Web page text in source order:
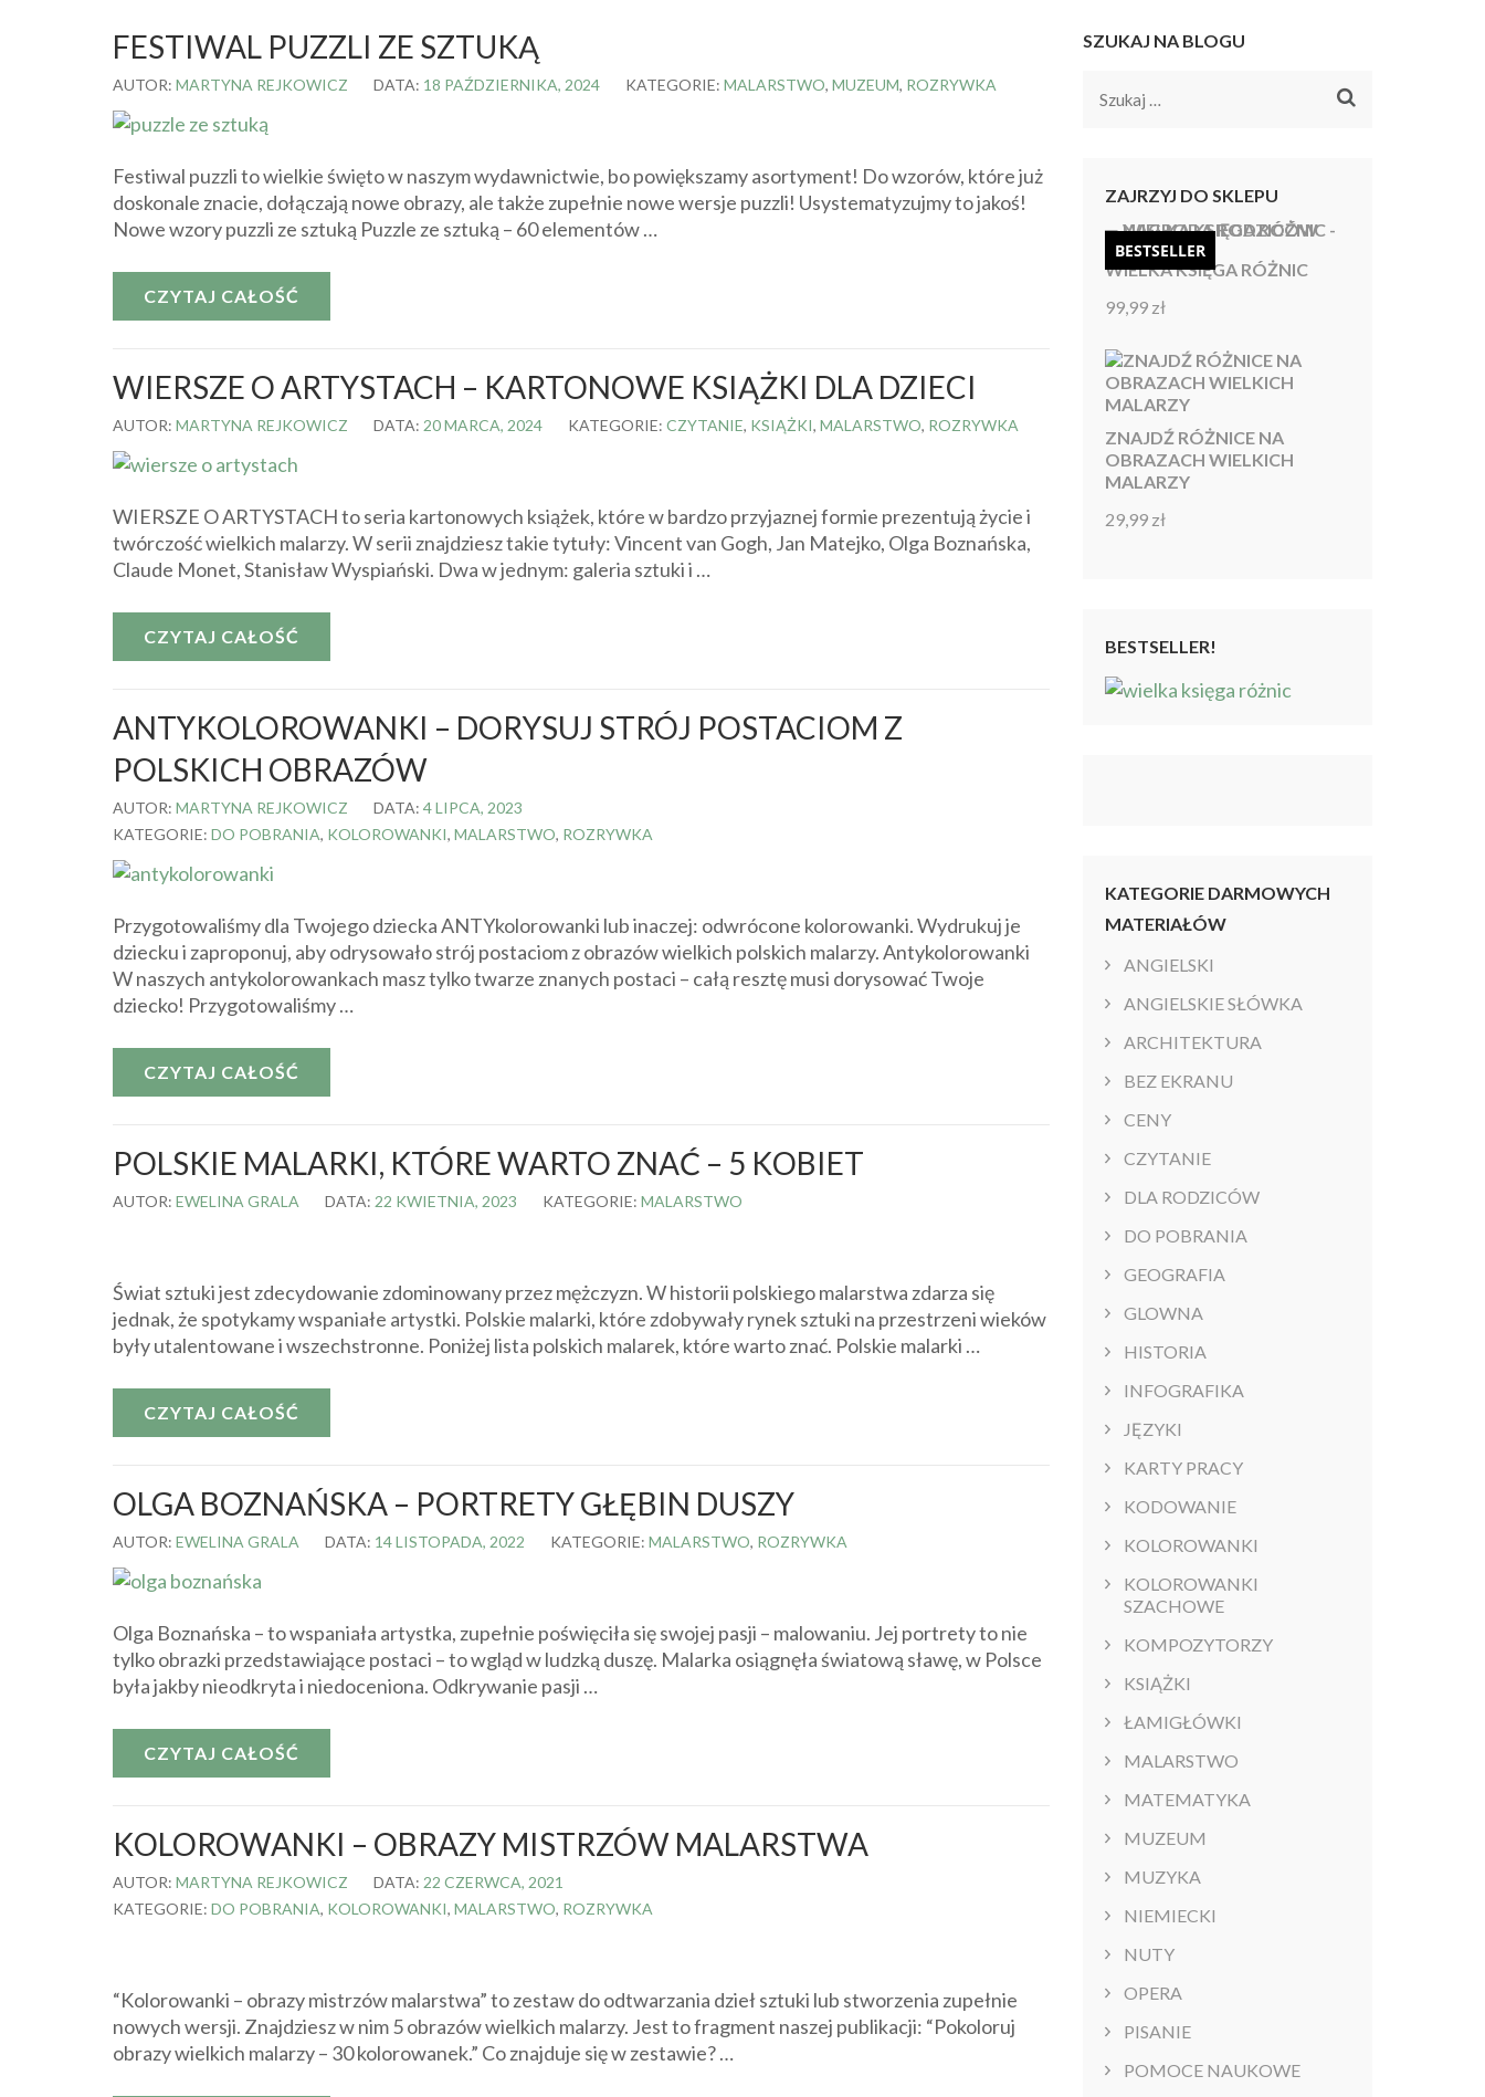
FESTIWAL PUZZLI ZE SZTUKĄ
AUTOR: MARTYNA REJKOWICZ DATA: 18 PAŹDZIERNIKA, 2024 KATEGORIE: MALARSTWO, MUZEUM, ROZRYWKA
Festiwal puzzli to wielkie święto w naszym wydawnictwie, bo powiększamy asortyment! Do wzorów, które już
doskonale znacie, dołączają nowe obrazy, ale także zupełnie nowe wersje puzzli! Usystematyzujmy to jakoś!
Nowe wzory puzzli ze sztuką Puzzle ze sztuką – 60 elementów …
CZYTAJ CAŁOŚĆ
WIERSZE O ARTYSTACH – KARTONOWE KSIĄŻKI DLA DZIECI
AUTOR: MARTYNA REJKOWICZ DATA: 20 MARCA, 2024 KATEGORIE: CZYTANIE, KSIĄŻKI, MALARSTWO, ROZRYWKA
WIERSZE O ARTYSTACH to seria kartonowych książek, które w bardzo przyjaznej formie prezentują życie i
twórczość wielkich malarzy. W serii znajdziesz takie tytuły: Vincent van Gogh, Jan Matejko, Olga Boznańska,
Claude Monet, Stanisław Wyspiański. Dwa w jednym: galeria sztuki i …
CZYTAJ CAŁOŚĆ
ANTYKOLOROWANKI – DORYSUJ STRÓJ POSTACIOM Z
POLSKICH OBRAZÓW
AUTOR: MARTYNA REJKOWICZ DATA: 4 LIPCA, 2023
KATEGORIE: DO POBRANIA, KOLOROWANKI, MALARSTWO, ROZRYWKA
Przygotowaliśmy dla Twojego dziecka ANTYkolorowanki lub inaczej: odwrócone kolorowanki. Wydrukuj je
dziecku i zaproponuj, aby odrysowało strój postaciom z obrazów wielkich polskich malarzy. Antykolorowanki
W naszych antykolorowankach masz tylko twarze znanych postaci – całą resztę musi dorysować Twoje
dziecko! Przygotowaliśmy …
CZYTAJ CAŁOŚĆ
POLSKIE MALARKI, KTÓRE WARTO ZNAĆ – 5 KOBIET
AUTOR: EWELINA GRALA DATA: 22 KWIETNIA, 2023 KATEGORIE: MALARSTWO
Świat sztuki jest zdecydowanie zdominowany przez mężczyzn. W historii polskiego malarstwa zdarza się
jednak, że spotykamy wspaniałe artystki. Polskie malarki, które zdobywały rynek sztuki na przestrzeni wieków
były utalentowane i wszechstronne. Poniżej lista polskich malarek, które warto znać. Polskie malarki …
CZYTAJ CAŁOŚĆ
OLGA BOZNAŃSKA – PORTRETY GŁĘBIN DUSZY
AUTOR: EWELINA GRALA DATA: 14 LISTOPADA, 2022 KATEGORIE: MALARSTWO, ROZRYWKA
Olga Boznańska – to wspaniała artystka, zupełnie poświęciła się swojej pasji – malowaniu. Jej portrety to nie
tylko obrazki przedstawiające postaci – to wgląd w ludzką duszę. Malarka osiągnęła światową sławę, w Polsce
była jakby nieodkryta i niedoceniona. Odkrywanie pasji …
CZYTAJ CAŁOŚĆ
KOLOROWANKI – OBRAZY MISTRZÓW MALARSTWA
AUTOR: MARTYNA REJKOWICZ DATA: 22 CZERWCA, 2021
KATEGORIE: DO POBRANIA, KOLOROWANKI, MALARSTWO, ROZRYWKA
“Kolorowanki – obrazy mistrzów malarstwa” to zestaw do odtwarzania dzieł sztuki lub stworzenia zupełnie
nowych wersji. Znajdziesz w nim 5 obrazów wielkich malarzy. Jest to fragment naszej publikacji: “Pokoloruj
obrazy wielkich malarzy – 30 kolorowanek.” Co znajduje się w zestawie? …
SZUKAJ NA BLOGU
Szukaj:
ZAJRZYJ DO SKLEPU
BESTSELLER
WIELKA KSIĘGA RÓŻNIC
Oceniono
99,99 zł
ZNAJDŹ RÓŻNICE NA
OBRAZACH WIELKICH
MALARZY
Oceniono
29,99 zł
BESTSELLER!
KATEGORIE DARMOWYCH
MATERIAŁÓW
ANGIELSKI
ANGIELSKIE SŁÓWKA
ARCHITEKTURA
BEZ EKRANU
CENY
CZYTANIE
DLA RODZICÓW
DO POBRANIA
GEOGRAFIA
GLOWNA
HISTORIA
INFOGRAFIKA
JĘZYKI
KARTY PRACY
KODOWANIE
KOLOROWANKI
KOLOROWANKI
SZACHOWE
KOMPOZYTORZY
KSIĄŻKI
ŁAMIGŁÓWKI
MALARSTWO
MATEMATYKA
MUZEUM
MUZYKA
NIEMIECKI
NUTY
OPERA
PISANIE
POMOCE NAUKOWE